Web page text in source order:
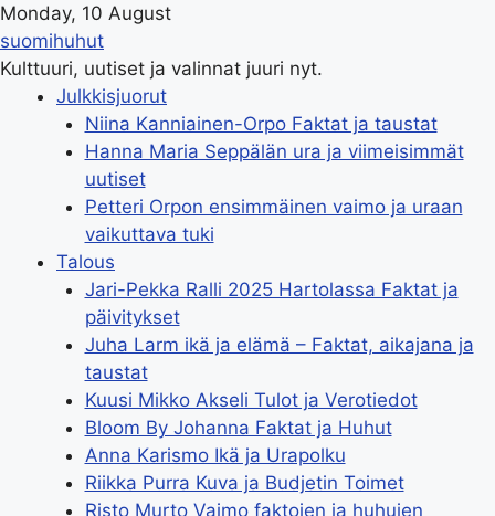
Monday, 10 August
suomihuhut
Kulttuuri, uutiset ja valinnat juuri nyt.
Julkkisjuorut
Niina Kanniainen-Orpo Faktat ja taustat
Hanna Maria Seppälän ura ja viimeisimmät
uutiset
Petteri Orpon ensimmäinen vaimo ja uraan
vaikuttava tuki
Talous
Jari-Pekka Ralli 2025 Hartolassa Faktat ja
päivitykset
Juha Larm ikä ja elämä – Faktat, aikajana ja
taustat
Kuusi Mikko Akseli Tulot ja Verotiedot
Bloom By Johanna Faktat ja Huhut
Anna Karismo Ikä ja Urapolku
Riikka Purra Kuva ja Budjetin Toimet
Risto Murto Vaimo faktojen ja huhujen